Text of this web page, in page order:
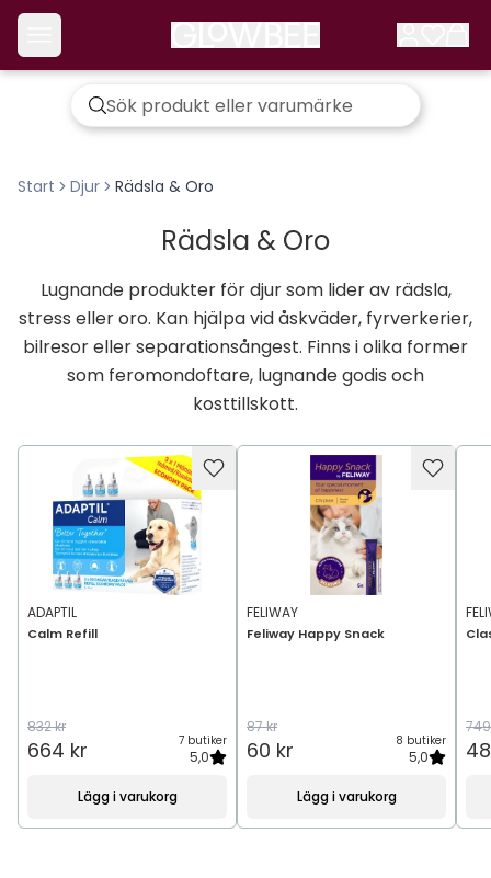
Start Djur Rädsla & Oro
Rädsla & Oro
Lugnande produkter för djur som lider av rädsla,
stress eller oro. Kan hjälpa vid åskväder, fyrverkerier,
bilresor eller separationsångest. Finns i olika former
som feromondoftare, lugnande godis och
kosttillskott.
ADAPTIL
Calm Refill
832 kr
664 kr 7 butiker
5,0
Lägg i varukorg
FELIWAY
Feliway Happy Snack
87 kr
60 kr 8 butiker
5,0
Lägg i varukorg